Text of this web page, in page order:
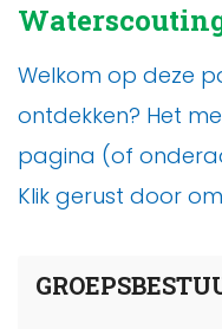
Welkom op deze
ontdekken? Het
pagina (of
Klik gerust door